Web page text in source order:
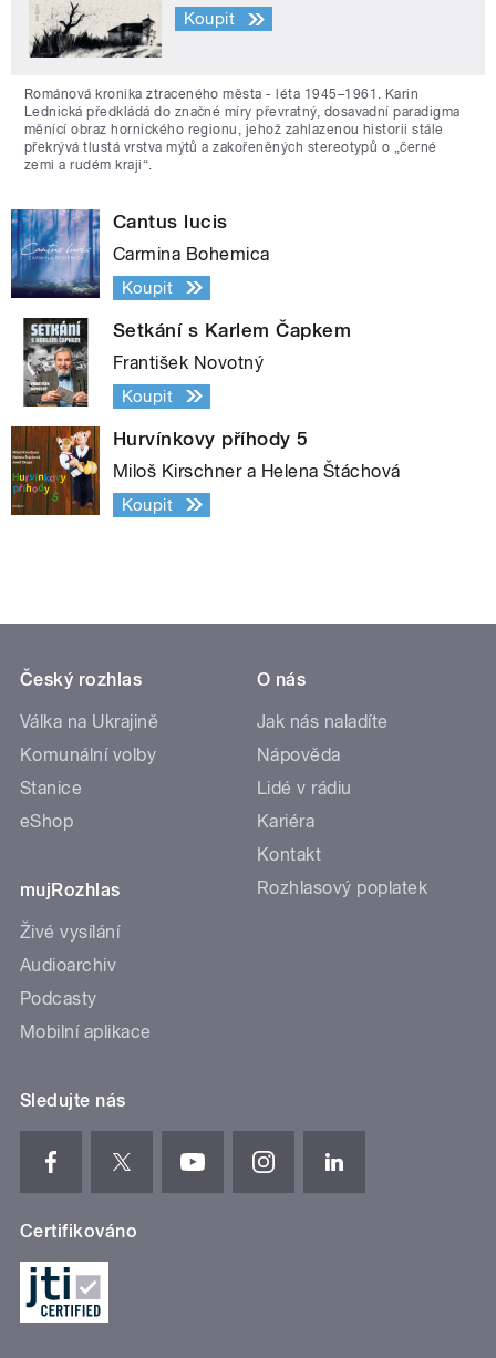
Koupit
Románová kronika ztraceného města - léta 1945–1961. Karin
Lednická předkládá do značné míry převratný, dosavadní paradigma
měnící obraz hornického regionu, jehož zahlazenou historii stále
překrývá tlustá vrstva mýtů a zakořeněných stereotypů o „černé
zemi a rudém kraji“.
Cantus lucis
Carmina Bohemica
Koupit
Setkání s Karlem Čapkem
František Novotný
Koupit
Hurvínkovy příhody 5
Miloš Kirschner a Helena Štáchová
Koupit
Český rozhlas
Válka na Ukrajině
Komunální volby
Stanice
eShop
mujRozhlas
Živé vysílání
Audioarchiv
Podcasty
Mobilní aplikace
O nás
Jak nás naladíte
Nápověda
Lidé v rádiu
Kariéra
Kontakt
Rozhlasový poplatek
Sledujte nás
Certifikováno